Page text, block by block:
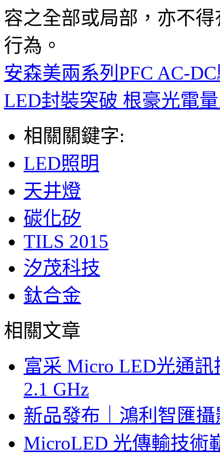
容之全部或局部，亦不
行為。
安森美兩系列PFC AC-
LED封裝突破 根豪光電
相關關鍵字:
LED照明
天井燈
碳化矽
TILS 2015
汐茂科技
鈦合金
相關文章
富采 Micro LED光通
2.1 GHz
新品發布｜鴻利智匯
MicroLED 光傳輸技術